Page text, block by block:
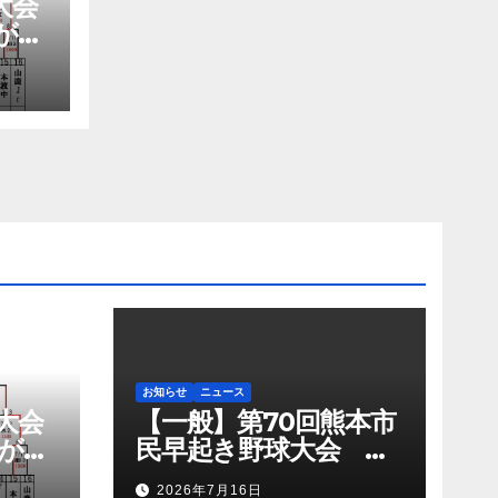
優
会
優
準
お知らせ ニュース
【一般】第70回熊本市
民早起き野球大会 肥
後銀行がチャンピオン
2026年7月16日